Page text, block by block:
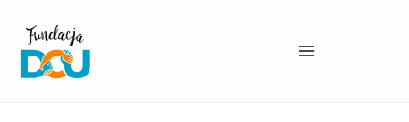
treści